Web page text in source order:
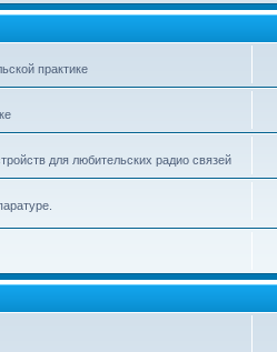
практике
для любительских радио связей